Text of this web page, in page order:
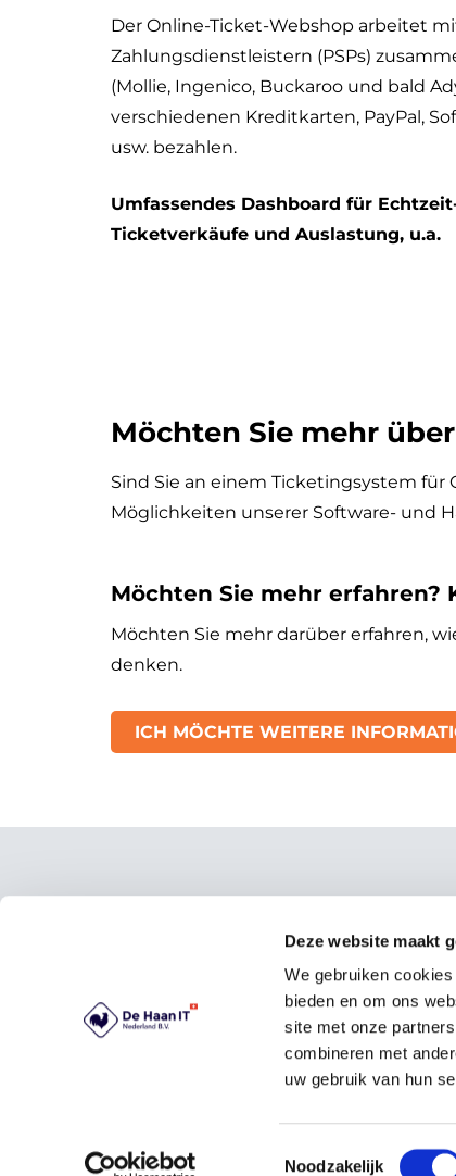
Deze website maakt
We gebruiken
bieden en om ons
site met onze
combineren met
uw gebruik van hun
Toestemmingsselectie
Noodzakelijk
Der Online-Ticket-Webshop arbeitet
Zahlungsdienstleistern (PSPs)
(Mollie, Ingenico, Buckaroo und bald
verschiedenen Kreditkarten, PayPal,
usw. bezahlen.
Umfassendes Dashboard für
Ticketverkäufe und Auslastung, u.a.
Möchten Sie mehr
Sind Sie an einem Ticketingsystem
Möglichkeiten unserer Software- und
Möchten Sie mehr erfahren?
Möchten Sie mehr darüber erfahren,
denken.
ICH MÖCHTE WEITERE
De Haan IT Deutschland
Alt-Heerdt 104
40549 Düsseldorf
0211 – 93670260
Kontakt@dehaanit.com